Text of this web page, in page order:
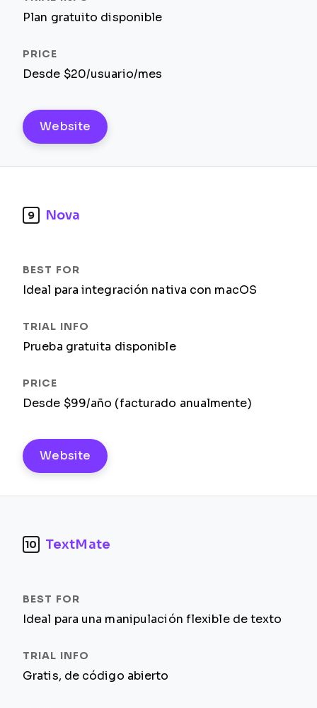
Plan gratuito disponible
Desde $20/usuario/mes
Website
9 Nova
Ideal para integración nativa con macOS
Prueba gratuita disponible
Desde $99/año (facturado anualmente)
Website
10 TextMate
Ideal para una manipulación flexible de texto
Gratis, de código abierto